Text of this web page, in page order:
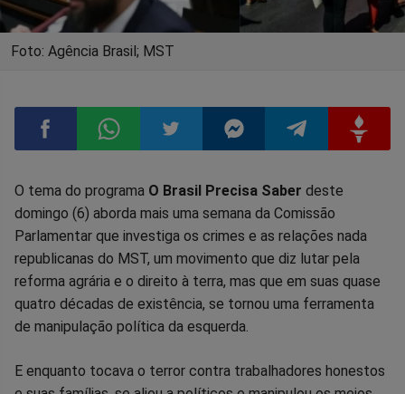
Foto: Agência Brasil; MST
Compartilhar
no
Facebook
Compartilhar
no
Whatsapp
Compartilhar
no
Twitter
Compartilhar
no
Messenger
Compartilhar
no
Telegram
no
Gettr
O tema do programa O Brasil Precisa Saber deste
domingo (6) aborda mais uma semana da Comissão
Parlamentar que investiga os crimes e as relações nada
republicanas do MST, um movimento que diz lutar pela
reforma agrária e o direito à terra, mas que em suas quase
quatro décadas de existência, se tornou uma ferramenta
de manipulação política da esquerda.
E enquanto tocava o terror contra trabalhadores honestos